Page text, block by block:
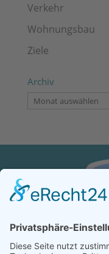
Verkehr
Wohnungsbau
Ziele
Archiv
Archiv